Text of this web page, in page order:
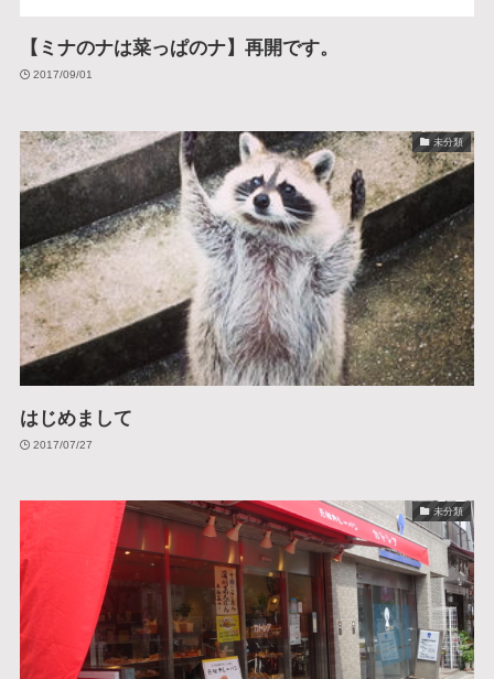
【ミナのナは菜っぱのナ】再開です。
2017/09/01
未分類
はじめまして
2017/07/27
未分類